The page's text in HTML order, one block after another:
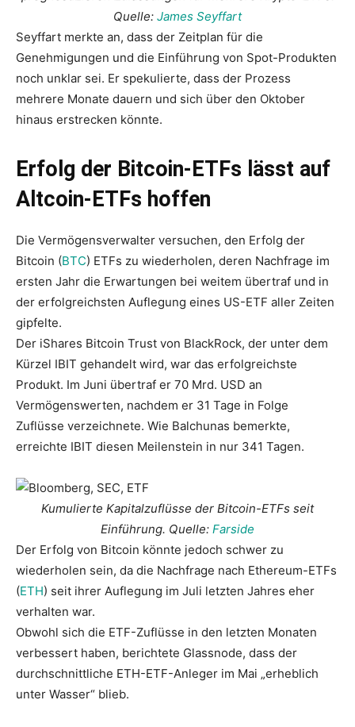
Quelle: James Seyffart
Seyffart merkte an, dass der Zeitplan für die
Genehmigungen und die Einführung von Spot-Produkten
noch unklar sei. Er spekulierte, dass der Prozess
mehrere Monate dauern und sich über den Oktober
hinaus erstrecken könnte.
Erfolg der Bitcoin-ETFs lässt auf
Altcoin-ETFs hoffen
Die Vermögensverwalter versuchen, den Erfolg der
Bitcoin (BTC) ETFs zu wiederholen, deren Nachfrage im
ersten Jahr die Erwartungen bei weitem übertraf und in
der erfolgreichsten Auflegung eines US-ETF aller Zeiten
gipfelte.
Der iShares Bitcoin Trust von BlackRock, der unter dem
Kürzel IBIT gehandelt wird, war das erfolgreichste
Produkt. Im Juni übertraf er 70 Mrd. USD an
Vermögenswerten, nachdem er 31 Tage in Folge
Zuflüsse verzeichnete. Wie Balchunas bemerkte,
erreichte IBIT diesen Meilenstein in nur 341 Tagen.
Kumulierte Kapitalzuflüsse der Bitcoin-ETFs seit
Einführung. Quelle: Farside
Der Erfolg von Bitcoin könnte jedoch schwer zu
wiederholen sein, da die Nachfrage nach Ethereum-ETFs
(ETH) seit ihrer Auflegung im Juli letzten Jahres eher
verhalten war.
Obwohl sich die ETF-Zuflüsse in den letzten Monaten
verbessert haben, berichtete Glassnode, dass der
durchschnittliche ETH-ETF-Anleger im Mai „erheblich
unter Wasser“ blieb.